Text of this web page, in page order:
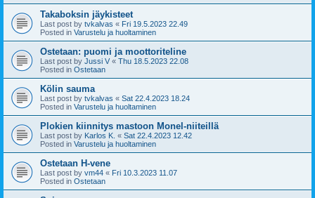
Takaboksin jäykisteet
Last post by tvkalvas « Fri 19.5.2023 22.49
Posted in Varustelu ja huoltaminen
Ostetaan: puomi ja moottoriteline
Last post by Jussi V « Thu 18.5.2023 22.08
Posted in Ostetaan
Kölin sauma
Last post by tvkalvas « Sat 22.4.2023 18.24
Posted in Varustelu ja huoltaminen
Plokien kiinnitys mastoon Monel-niiteillä
Last post by Karlos K. « Sat 22.4.2023 12.42
Posted in Varustelu ja huoltaminen
Ostetaan H-vene
Last post by vm44 « Fri 10.3.2023 11.07
Posted in Ostetaan